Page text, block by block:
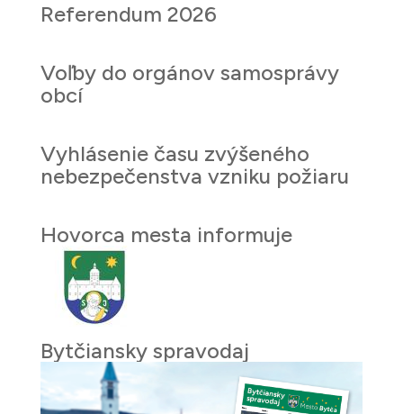
Referendum 2026
Voľby do orgánov samosprávy
obcí
Vyhlásenie času zvýšeného
nebezpečenstva vzniku požiaru
Hovorca mesta informuje
Bytčiansky spravodaj